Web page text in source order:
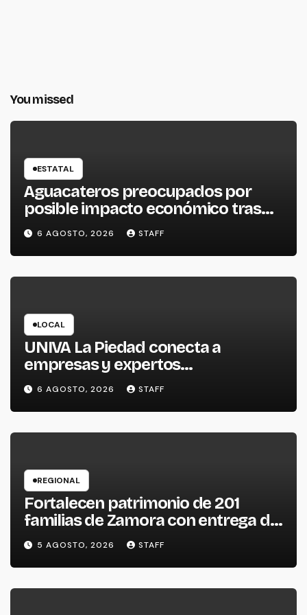
You missed
ESTATAL
Aguacateros preocupados por
posible impacto económico tras
alerta de Estados Unidos
6 AGOSTO, 2026 STAFF
LOCAL
UNIVA La Piedad conecta a
empresas y expertos
internacionales para impulsar la
productividad empresarial
6 AGOSTO, 2026 STAFF
REGIONAL
Fortalecen patrimonio de 201
familias de Zamora con entrega de
escrituras
5 AGOSTO, 2026 STAFF